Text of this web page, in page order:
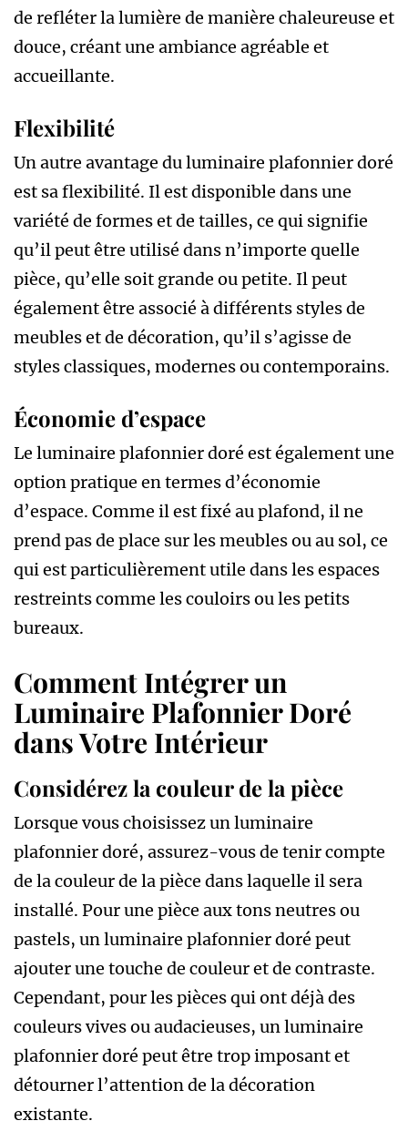
de refléter la lumière de manière chaleureuse et
douce, créant une ambiance agréable et
accueillante.
Flexibilité
Un autre avantage du luminaire plafonnier doré
est sa flexibilité. Il est disponible dans une
variété de formes et de tailles, ce qui signifie
qu’il peut être utilisé dans n’importe quelle
pièce, qu’elle soit grande ou petite. Il peut
également être associé à différents styles de
meubles et de décoration, qu’il s’agisse de
styles classiques, modernes ou contemporains.
Économie d’espace
Le luminaire plafonnier doré est également une
option pratique en termes d’économie
d’espace. Comme il est fixé au plafond, il ne
prend pas de place sur les meubles ou au sol, ce
qui est particulièrement utile dans les espaces
restreints comme les couloirs ou les petits
bureaux.
Comment Intégrer un
Luminaire Plafonnier Doré
dans Votre Intérieur
Considérez la couleur de la pièce
Lorsque vous choisissez un luminaire
plafonnier doré, assurez-vous de tenir compte
de la couleur de la pièce dans laquelle il sera
installé. Pour une pièce aux tons neutres ou
pastels, un luminaire plafonnier doré peut
ajouter une touche de couleur et de contraste.
Cependant, pour les pièces qui ont déjà des
couleurs vives ou audacieuses, un luminaire
plafonnier doré peut être trop imposant et
détourner l’attention de la décoration
existante.